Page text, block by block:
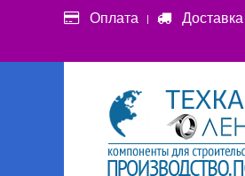
Оплата Доставка